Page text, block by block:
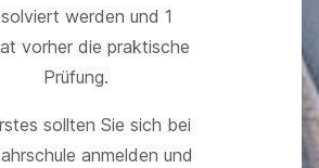
werden und 1
vorher die praktische
Prüfung.
sollten Sie sich bei
anmelden und